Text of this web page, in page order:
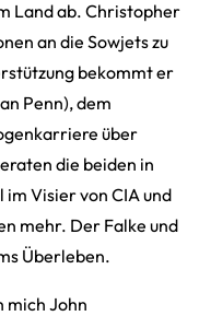
Land ab. Christopher
an die Sowjets zu
bekommt er
Penn), dem
über
die beiden in
Visier von CIA und
mehr. Der Falke und
Überleben.
mich John